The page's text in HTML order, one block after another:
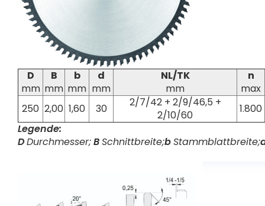
D
mm
B
mm
b
mm
d
mm
NL/TK
mm
n
max
250 2,00 1,60 30
2/7/42 + 2/9/46,5 +
2/10/60
1.800
Legende:
DDurchmesser;BSchnittbreite;bStammblattbreite;